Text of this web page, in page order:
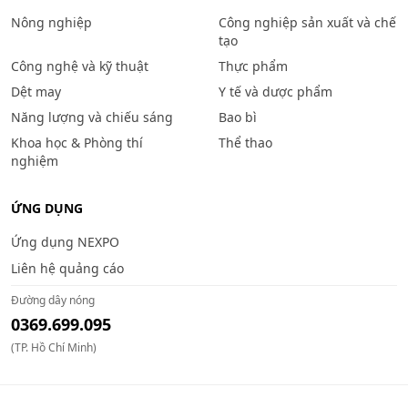
Nông nghiệp
Công nghiệp sản xuất và chế
tạo
Công nghệ và kỹ thuật
Thực phẩm
Dệt may
Y tế và dược phẩm
Năng lượng và chiếu sáng
Bao bì
Khoa học & Phòng thí
nghiệm
Thể thao
ỨNG DỤNG
Ứng dụng NEXPO
Liên hệ quảng cáo
Đường dây nóng
0369.699.095
(TP. Hồ Chí Minh)